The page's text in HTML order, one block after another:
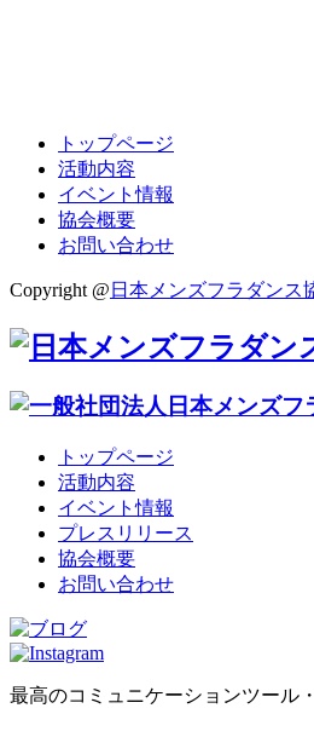
トップページ
活動内容
イベント情報
協会概要
お問い合わせ
Copyright @ 日本メンズフラダンス
トップページ
活動内容
イベント情報
プレスリリース
協会概要
お問い合わせ
最高のコミュニケーションツール